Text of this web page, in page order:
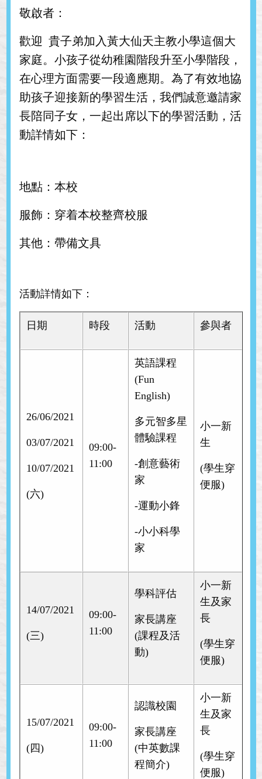
敬啟者：
歡迎 貴子弟加入黃大仙天主教小學這個大
家庭。小孩子從幼稚園階段升至小學階段，
在心理方面需要一段適應期。為了有效地協
助孩子迎接新的學習生活，我們誠意邀請家
長陪同子女，一起出席以下的學習活動，活
動詳情如下：
地點：本校
服飾：穿着本校整齊校服
其他：帶備文具
活動詳情如下：
日期 時段 活動 參與者
26/06/2021
03/07/2021
10/07/2021
(六)
09:00-
11:00
英語課程
(Fun
English)
多元智多星
體驗課程
-創意藝術
家
-運動小鋒
-小小科學
家
小一新
生
(學生穿
便服)
14/07/2021
(三)
09:00-
11:00
學科評估
家長講座
(課程及活
動)
小一新
生及家
長
(學生穿
便服)
15/07/2021
(四)
09:00-
11:00
認識校園
家長講座
(中英數課
程簡介)
小一新
生及家
長
(學生穿
便服)